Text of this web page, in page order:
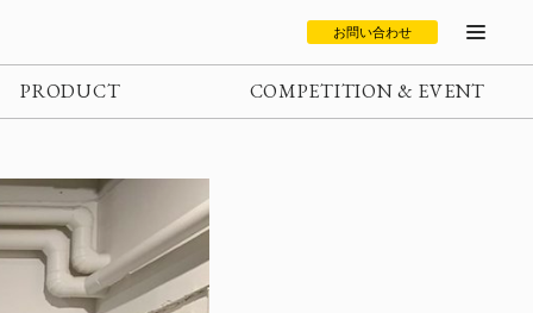
お問い合わせ
PRODUCT COMPETITION & EVENT